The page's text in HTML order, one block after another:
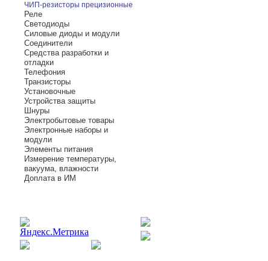
ЧИП-резисторы прецизионные
Реле
Светодиоды
Силовые диоды и модули
Соединители
Средства разработки и
отладки
Телефония
Транзисторы
Установочные
Устройства защиты
Шнуры
Электробытовые товары
Электронные наборы и
модули
Элементы питания
Измерение температуры,
вакуума, влажности
Доплата в ИМ